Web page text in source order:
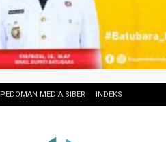
PEDOMAN MEDIA SIBER INDEKS